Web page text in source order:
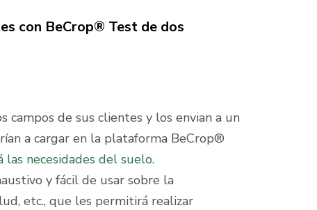
con BeCrop® Test de dos
de sus clientes y los envian a un
a cargar en la plataforma BeCrop®
las necesidades del suelo.
y fácil de usar sobre la
etc., que les permitirá realizar